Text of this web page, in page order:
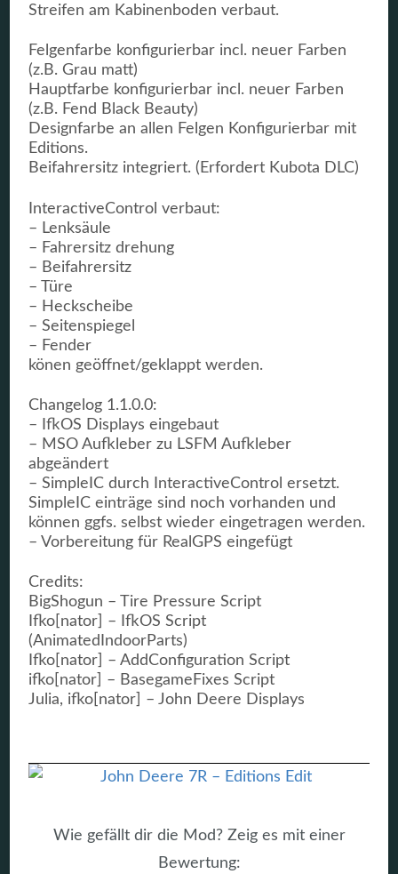
Streifen am Kabinenboden verbaut.
Felgenfarbe konfigurierbar incl. neuer Farben
(z.B. Grau matt)
Hauptfarbe konfigurierbar incl. neuer Farben
(z.B. Fend Black Beauty)
Designfarbe an allen Felgen Konfigurierbar mit
Editions.
Beifahrersitz integriert. (Erfordert Kubota DLC)
InteractiveControl verbaut:
– Lenksäule
– Fahrersitz drehung
– Beifahrersitz
– Türe
– Heckscheibe
– Seitenspiegel
– Fender
könen geöffnet/geklappt werden.
Changelog 1.1.0.0:
– IfkOS Displays eingebaut
– MSO Aufkleber zu LSFM Aufkleber
abgeändert
– SimpleIC durch InteractiveControl ersetzt.
SimpleIC einträge sind noch vorhanden und
können ggfs. selbst wieder eingetragen werden.
– Vorbereitung für RealGPS eingefügt
Credits:
BigShogun – Tire Pressure Script
Ifko[nator] – IfkOS Script
(AnimatedIndoorParts)
Ifko[nator] – AddConfiguration Script
ifko[nator] – BasegameFixes Script
Julia, ifko[nator] – John Deere Displays
Wie gefällt dir die Mod? Zeig es mit einer
Bewertung: